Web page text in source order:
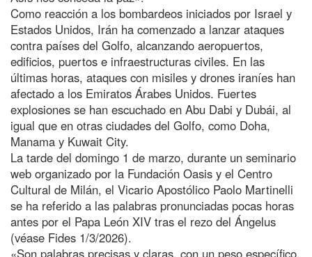
Como reacción a los bombardeos iniciados por Israel y
Estados Unidos, Irán ha comenzado a lanzar ataques
contra países del Golfo, alcanzando aeropuertos,
edificios, puertos e infraestructuras civiles. En las
últimas horas, ataques con misiles y drones iraníes han
afectado a los Emiratos Árabes Unidos. Fuertes
explosiones se han escuchado en Abu Dabi y Dubái, al
igual que en otras ciudades del Golfo, como Doha,
Manama y Kuwait City.
La tarde del domingo 1 de marzo, durante un seminario
web organizado por la Fundación Oasis y el Centro
Cultural de Milán, el Vicario Apostólico Paolo Martinelli
se ha referido a las palabras pronunciadas pocas horas
antes por el Papa León XIV tras el rezo del Ángelus
(véase Fides 1/3/2026).
«Son palabras precisas y claras, con un peso específico.